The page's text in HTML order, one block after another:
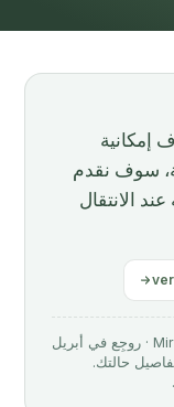
إمكانية
سوف نقدم
الانتقال
تم التحقق منه بواسطة Mirabello Consultancy · روجِع في أبريل
حالتك.
.